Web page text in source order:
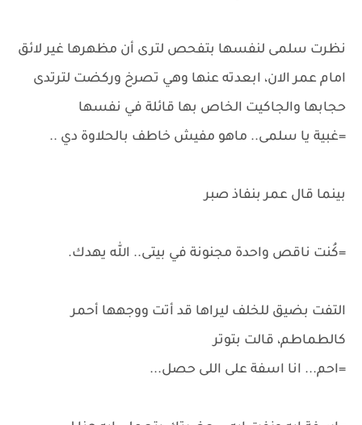
نظرت سلمى لنفسها بتفحص لترى أن مظهرها غير لائق
امام عمر الان، ابعدته عنها وهي تصرخ وركضت لترتدى
حجابها والجاكيت الخاص بها قائلة في نفسها
=غبية يا سلمى.. ماهو مفيش خاطف بالحلاوة دي ..
بينما قال عمر بنفاذ صبر
=كُنت ناقص واحدة مجنونة في بيتى.. الله يهدك.
التفت بضيق للخلف ليراها قد أتت ووجهها أحمر
كالطماطم، قالت بتوتر
=احم... انا اسفة على اللى حصل...